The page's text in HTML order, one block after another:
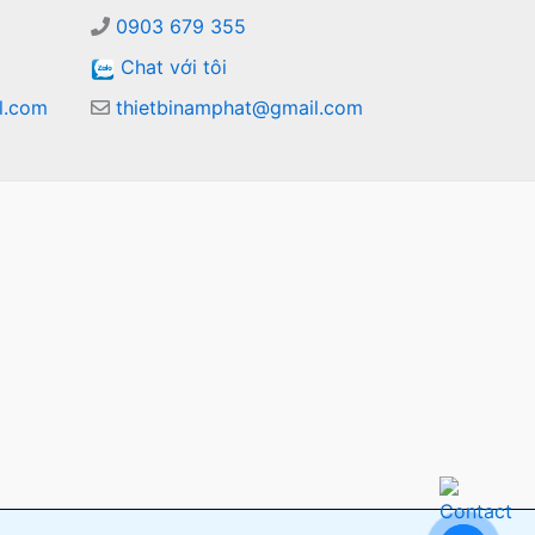
0903 679 355
Chat với tôi
thietbinamphat@gmail.com